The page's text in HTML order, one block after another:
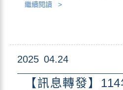
繼續閱讀 >
2025 04.24
【訊息轉發】